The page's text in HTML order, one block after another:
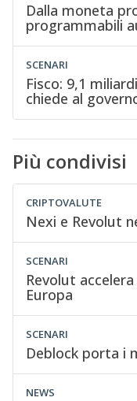
Dalla moneta
programmabili
SCENARI
Fisco: 9,1
chiede al
Più condivisi
CRIPTOVALUTE
Nexi e Revolut
SCENARI
Revolut
Europa
SCENARI
Deblock porta i
NEWS